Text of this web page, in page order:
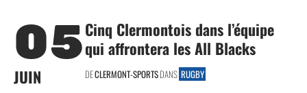
05
JUIN
Cinq Clermontois dans l’équipe
qui affrontera les All Blacks
DECLERMONT-SPORTSDANS RUGBY